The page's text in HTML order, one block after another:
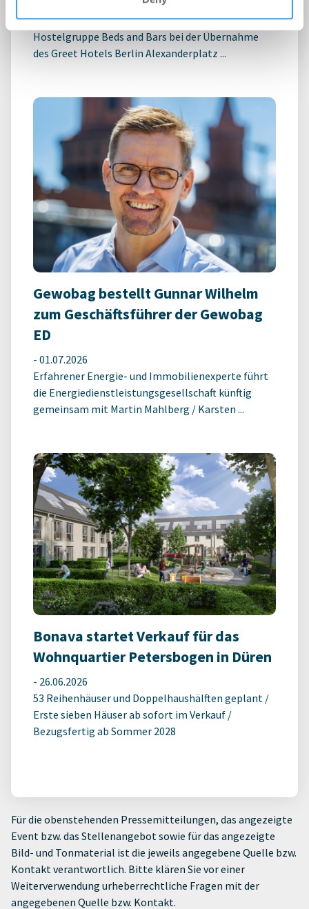
Möhrle Happ Luther hat die europaweit tätige
Hostelgruppe Beds and Bars bei der Übernahme
des Greet Hotels Berlin Alexanderplatz ...
Gewobag bestellt Gunnar Wilhelm
zum Geschäftsführer der Gewobag
ED
- 01.07.2026
Erfahrener Energie- und Immobilienexperte führt
die Energiedienstleistungsgesellschaft künftig
gemeinsam mit Martin Mahlberg / Karsten ...
Bonava startet Verkauf für das
Wohnquartier Petersbogen in Düren
- 26.06.2026
53 Reihenhäuser und Doppelhaushälften geplant /
Erste sieben Häuser ab sofort im Verkauf /
Bezugsfertig ab Sommer 2028
Für die obenstehenden Pressemitteilungen, das angezeigte
Event bzw. das Stellenangebot sowie für das angezeigte
Bild- und Tonmaterial ist die jeweils angegebene Quelle bzw.
Kontakt verantwortlich. Bitte klären Sie vor einer
Weiterverwendung urheberrechtliche Fragen mit der
angegebenen Quelle bzw. Kontakt.